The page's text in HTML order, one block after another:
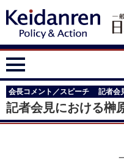
会長コメント／スピーチ 記者会
記者会見における榊